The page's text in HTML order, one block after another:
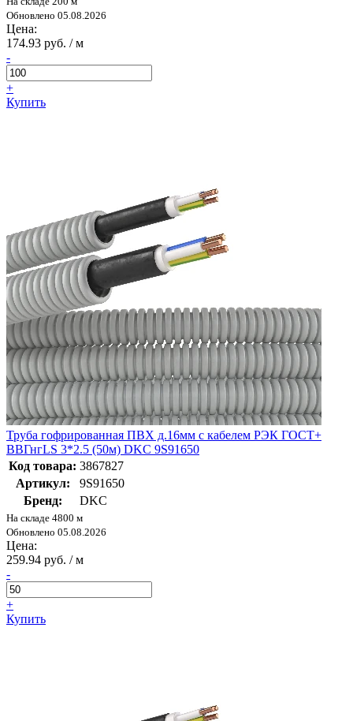
Обновлено 05.08.2026
Цена:
174.93 руб. / м
-
+
Купить
Труба гофрированная ПВХ д.16мм с кабелем РЭК ГОСТ+
ВВГнгLS 3*2.5 (50м) DKC 9S91650
Код товара: 3867827
Артикул:
9S91650
Бренд:
DKC
На складе 4800 м
Обновлено 05.08.2026
Цена:
259.94 руб. / м
-
+
Купить